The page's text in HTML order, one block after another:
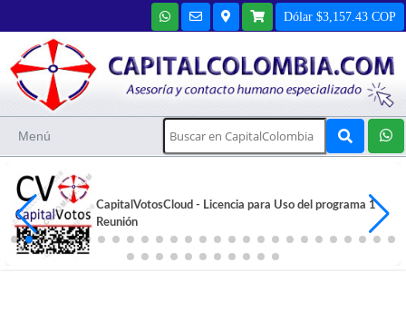
Dólar $3,157.43 COP
Menú
CapitalVotosCloud - Licencia para Uso del programa 1
Reunión